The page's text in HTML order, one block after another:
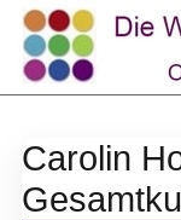
Carolin